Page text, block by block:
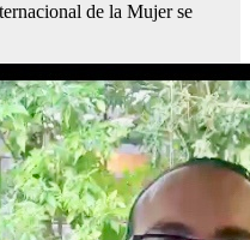
de la Mujer se